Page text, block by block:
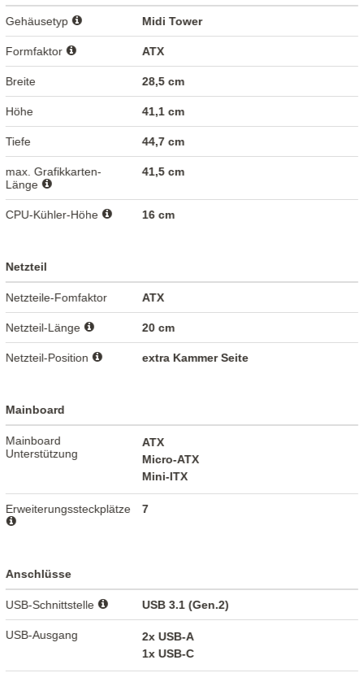
Gehäusetyp Midi Tower
Formfaktor ATX
Breite 28,5 cm
Höhe 41,1 cm
Tiefe 44,7 cm
max. Grafikkarten-
Länge
41,5 cm
CPU-Kühler-Höhe 16 cm
Netzteil
Netzteile-Fomfaktor ATX
Netzteil-Länge 20 cm
Netzteil-Position extra Kammer Seite
Mainboard
Mainboard
Unterstützung
ATX
Micro-ATX
Mini-ITX
Erweiterungssteckplätze 7
Anschlüsse
USB-Schnittstelle USB 3.1 (Gen.2)
USB-Ausgang
2x USB-A
1x USB-C